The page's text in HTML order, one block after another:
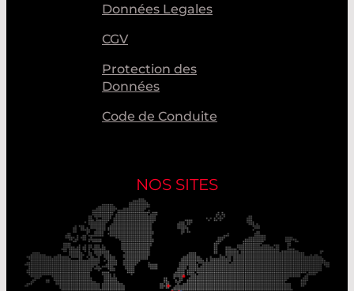
Données Legales
CGV
Protection des
Données
Code de Conduite
NOS SITES